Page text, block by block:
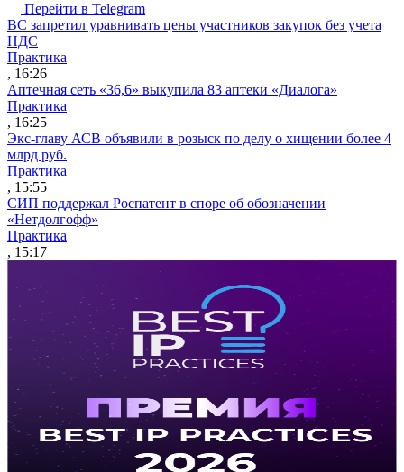
Перейти в Telegram
ВС запретил уравнивать цены участников закупок без учета
НДС
Практика
, 16:26
Аптечная сеть «36,6» выкупила 83 аптеки «Диалога»
Практика
, 16:25
Экс-главу АСВ объявили в розыск по делу о хищении более 4
млрд руб.
Практика
, 15:55
СИП поддержал Роспатент в споре об обозначении
«Нетдолгофф»
Практика
, 15:17